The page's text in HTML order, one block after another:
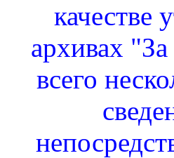
качестве
архивах
всего